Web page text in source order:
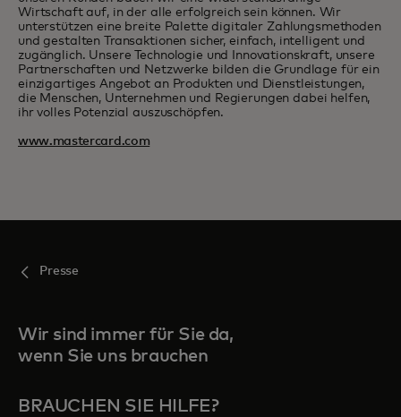
Wirtschaft auf, in der alle erfolgreich sein können. Wir
unterstützen eine breite Palette digitaler Zahlungsmethoden
und gestalten Transaktionen sicher, einfach, intelligent und
zugänglich. Unsere Technologie und Innovationskraft, unsere
Partnerschaften und Netzwerke bilden die Grundlage für ein
einzigartiges Angebot an Produkten und Dienstleistungen,
die Menschen, Unternehmen und Regierungen dabei helfen,
ihr volles Potenzial auszuschöpfen.
www.mastercard.com
Presse
Wir sind immer für Sie da,
wenn Sie uns brauchen
BRAUCHEN SIE HILFE?